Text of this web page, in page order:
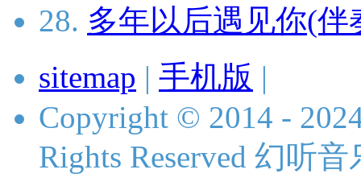
28. 多年以后遇见你(伴
sitemap | 手机版 |
Copyright © 2014 -
Rights Reserved 幻听